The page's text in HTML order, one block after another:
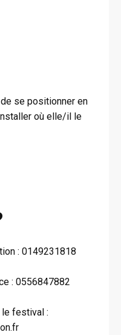
se positionner en
où elle/il le
: 0149231818
: 0556847882
festival :